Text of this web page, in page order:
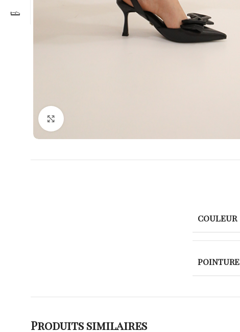
COULEUR
POINTURE
Produits similaires